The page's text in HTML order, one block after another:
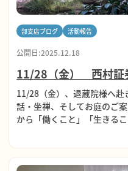
部支店ブログ 活動報告
公開日:2025.12.18
11/28（金） 西村証
11/28（金）、退蔵院様へ赴
話・坐禅、そしてお庭のご
から「働くこと」「生きる